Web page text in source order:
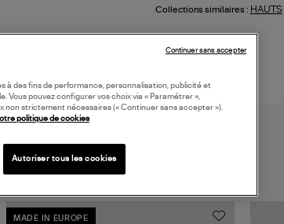
Collections similaires : HAUTS
MADE IN EUROPE
à des fins de performance, personnalisation, publicité et
Vous pouvez configurer vos choix via « Paramétrer »,
non strictement nécessaires (« Continuer sans accepter »).
politique de cookies
Autoriser tous les cookies
Continuer sans accepter